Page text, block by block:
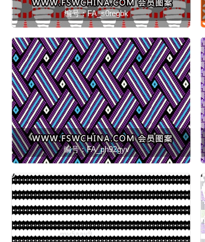
编号：FA_s0regbk
编号：FA_ph92gyv